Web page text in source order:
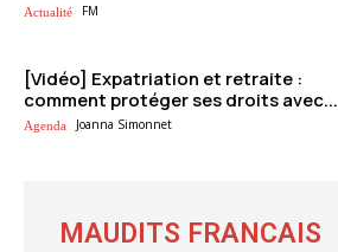
Actualité FM
[Vidéo] Expatriation et retraite :
comment protéger ses droits avec...
Agenda Joanna Simonnet
MAUDITS FRANCAIS